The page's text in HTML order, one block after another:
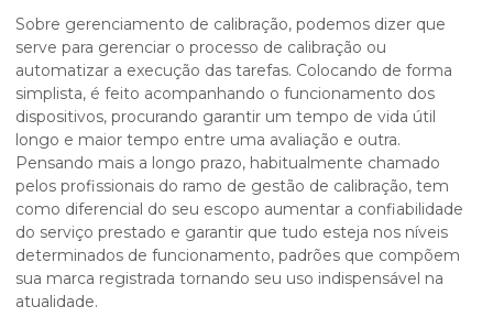
Sobre gerenciamento de calibração, podemos dizer que
serve para gerenciar o processo de calibração ou
automatizar a execução das tarefas. Colocando de forma
simplista, é feito acompanhando o funcionamento dos
dispositivos, procurando garantir um tempo de vida útil
longo e maior tempo entre uma avaliação e outra.
Pensando mais a longo prazo, habitualmente chamado
pelos profissionais do ramo de gestão de calibração, tem
como diferencial do seu escopo aumentar a confiabilidade
do serviço prestado e garantir que tudo esteja nos níveis
determinados de funcionamento, padrões que compõem
sua marca registrada tornando seu uso indispensável na
atualidade.